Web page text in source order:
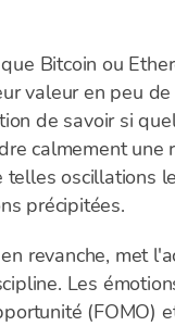
Bitcoin ou
valeur en peu
de savoir si
calmement une
telles oscillations
précipitées.
revanche, met
Les
(FOMO)